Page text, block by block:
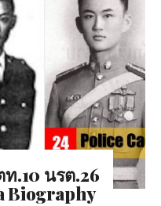
.10 นรต.26
Biography